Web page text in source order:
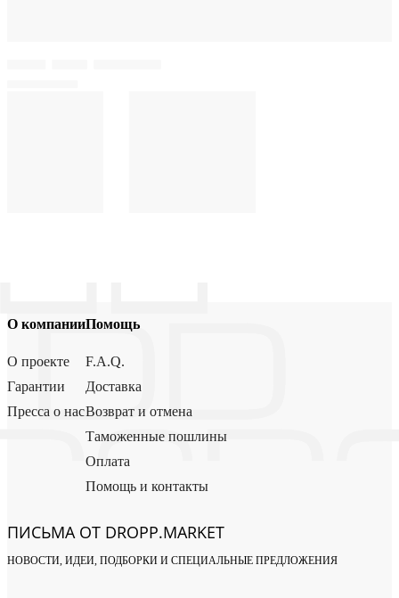
О компании
О проекте
Гарантии
Пресса о нас
Помощь
F.A.Q.
Доставка
Возврат и отмена
Таможенные пошлины
Оплата
Помощь и контакты
ПИСЬМА ОТ DROPP.MARKET
НОВОСТИ, ИДЕИ, ПОДБОРКИ И СПЕЦИАЛЬНЫЕ ПРЕДЛОЖЕНИЯ